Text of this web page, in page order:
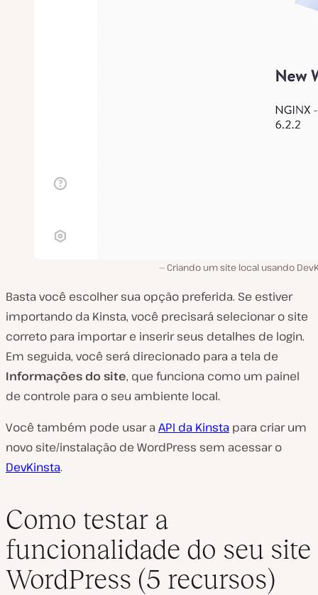
Criando um site local usando
Basta você escolher sua opção preferida. Se estiver
importando da Kinsta, você precisará selecionar o site
correto para importar e inserir seus detalhes de login.
Em seguida, você será direcionado para a tela de
Informações do site, que funciona como um painel
de controle para o seu ambiente local.
Você também pode usar a API da Kinsta para criar um
novo site/instalação de WordPress sem acessar o
DevKinsta.
Como testar a
funcionalidade do seu site
WordPress (5 recursos)